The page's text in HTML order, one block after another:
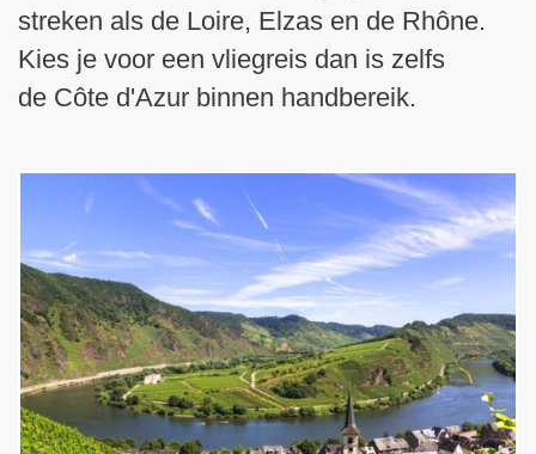
streken als de Loire, Elzas en de Rhône.
Kies je voor een vliegreis dan is zelfs
de Côte d'Azur binnen handbereik.